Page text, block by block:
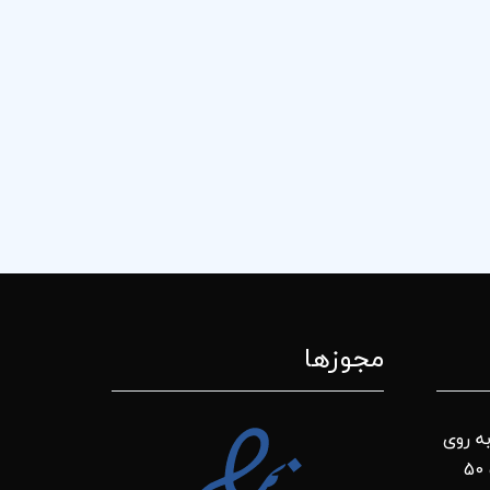
روی
مجوزها